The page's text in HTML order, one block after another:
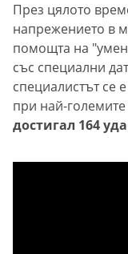
През цялото
напрежението в
помощта на
със специални
специалистът се
при най-
достигал 164